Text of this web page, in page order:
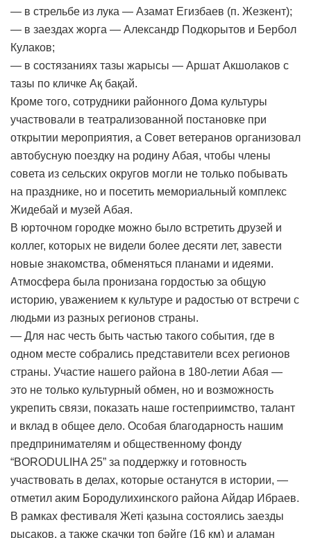
— в стрельбе из лука — Азамат Егизбаев (п. Жезкент);
— в заездах жорга — Александр Подкорытов и Бербол
Кулаков;
— в состязаниях тазы жарысы — Аршат Акшолаков с
тазы по кличке Ақ бақай.
Кроме того, сотрудники районного Дома культуры
участвовали в театрализованной постановке при
открытии мероприятия, а Совет ветеранов организовал
автобусную поездку на родину Абая, чтобы члены
совета из сельских округов могли не только побывать
на празднике, но и посетить мемориальный комплекс
Жидебай и музей Абая.
В юрточном городке можно было встретить друзей и
коллег, которых не видели более десяти лет, завести
новые знакомства, обменяться планами и идеями.
Атмосфера была пронизана гордостью за общую
историю, уважением к культуре и радостью от встречи с
людьми из разных регионов страны.
— Для нас честь быть частью такого события, где в
одном месте собрались представители всех регионов
страны. Участие нашего района в 180-летии Абая —
это не только культурный обмен, но и возможность
укрепить связи, показать наше гостеприимство, талант
и вклад в общее дело. Особая благодарность нашим
предпринимателям и общественному фонду
“BORODULIHA 25” за поддержку и готовность
участвовать в делах, которые останутся в истории, —
отметил аким Бородулихинского района Айдар Ибраев.
В рамках фестиваля Жеті қазына состоялись заезды
рысаков, а также скачки топ бәйге (16 км) и аламан